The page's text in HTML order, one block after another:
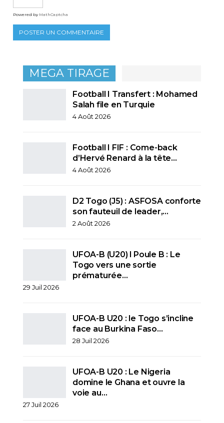
Powered by MathCaptcha
MEGA TIRAGE
Football I Transfert : Mohamed
Salah file en Turquie
4 Août 2026
Football I FIF : Come-back
d’Hervé Renard à la tête…
4 Août 2026
D2 Togo (J5) : ASFOSA conforte
son fauteuil de leader,…
2 Août 2026
UFOA-B (U20) l Poule B : Le
Togo vers une sortie
prématurée…
29 Juil 2026
UFOA-B U20 : le Togo s’incline
face au Burkina Faso…
28 Juil 2026
UFOA-B U20 : Le Nigeria
domine le Ghana et ouvre la
voie au…
27 Juil 2026